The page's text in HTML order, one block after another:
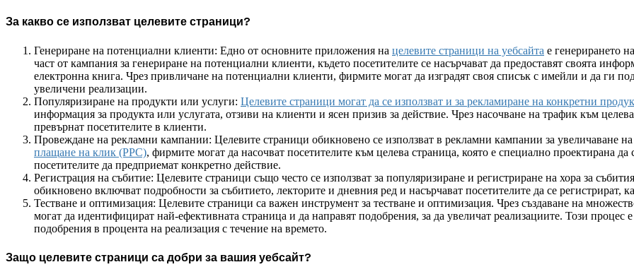
За какво се използват целевите страници?
Генериране на потенциални клиенти: Едно от основните приложения на целевите страници на уебсайта е генерирането
част от кампания за генериране на потенциални клиенти, където посетителите се насърчават да предоставят своята
електронна книга. Чрез привличане на потенциални клиенти, фирмите могат да изградят своя списък с имейли и да ги
увеличени реализации.
Популяризиране на продукти или услуги: Целевите страници могат да се използват и за рекламиране на конкретни
информация за продукта или услугата, отзиви на клиенти и ясен призив за действие. Чрез насочване на трафик към
превърнат посетителите в клиенти.
Провеждане на рекламни кампании: Целевите страници обикновено се използват в рекламни кампании за увеличаване
плащане на клик (PPC), фирмите могат да насочват посетителите към целева страница, която е специално проектирана да
посетителите да предприемат конкретно действие.
Регистрация на събитие: Целевите страници също често се използват за популяризиране и регистриране на хора за
обикновено включват подробности за събитието, лекторите и дневния ред и насърчават посетителите да се регистрират,
Тестване и оптимизация: Целевите страници са важен инструмент за тестване и оптимизация. Чрез създаване на
могат да идентифицират най-ефективната страница и да направят подобрения, за да увеличат реализациите. Този процес
подобрения в процента на реализация с течение на времето.
Защо целевите страници са добри за вашия уебсайт?